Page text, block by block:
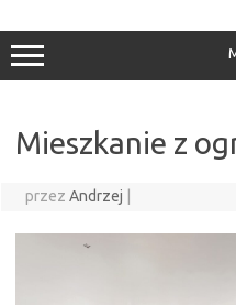
Mieszkanie z
przez Andrzej